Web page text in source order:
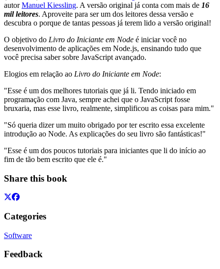
autorManuel Kiessling. A versão original já conta com mais de 16
mil leitores. Aproveite para ser um dos leitores dessa versão e
descubra o porque de tantas pessoas já terem lido a versão original!
O objetivo do Livro do Iniciante em Node é iniciar você no
desenvolvimento de aplicações em Node.js, ensinando tudo que
você precisa saber sobre JavaScript avançado.
Elogios em relação ao Livro do Iniciante em Node:
"Esse é um dos melhores tutoriais que já li. Tendo iniciado em
programação com Java, sempre achei que o JavaScript fosse
bruxaria, mas esse livro, realmente, simplificou as coisas para mim."
"Só queria dizer um muito obrigado por ter escrito essa excelente
introdução ao Node. As explicações do seu livro são fantásticas!"
"Esse é um dos poucos tutoriais para iniciantes que li do início ao
fim de tão bem escrito que ele é."
Share this book
Categories
Software
Feedback